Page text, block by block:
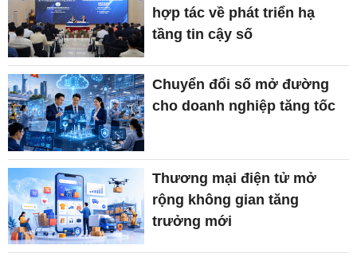
hợp tác về phát triển hạ
tầng tin cậy số
Chuyển đổi số mở đường
cho doanh nghiệp tăng tốc
Thương mại điện tử mở
rộng không gian tăng
trưởng mới